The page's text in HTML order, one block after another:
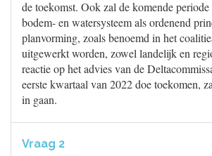
de toekomst. Ook zal de komende
bodem- en watersysteem als ordenend
planvorming, zoals benoemd in het
uitgewerkt worden, zowel landelijk en
reactie op het advies van de
eerste kwartaal van 2022 doe toekomen,
in gaan.
Vraag 2